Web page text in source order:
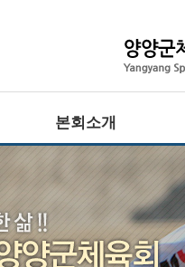
본회소개
설립목적 · 연혁
사업추진방향
CI
조직기구표